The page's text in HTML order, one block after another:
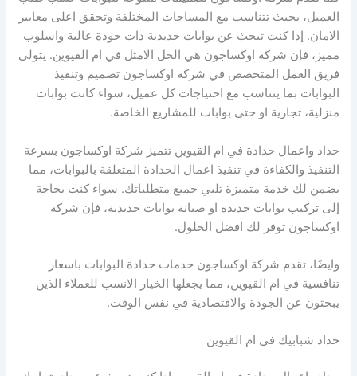
العميل، بحيث تتناسب مع المساحات المختلفة وتحقق اعلى معايير
الامان. إذا كنت تبحث عن بوابات حديدية ذات جودة عالية واسلوب
مميز، فإن شركة اوكساجون هي الحل الامثل في ام القيوين. يتولى
فريق العمل المتخصص في شركة اوكساجون تصميم وتنفيذ
البوابات بما يتناسب مع احتياجات كل عميل، سواء كانت بوابات
منزلية، تجارية او حتى بوابات للمشاريع الخاصة.
حداد واعمال حدادة في ام القيوين تتميز شركة اوكساجون بسرعة
التنفيذ والكفاءة في تنفيذ اعمال الحدادة المتعلقة بالبوابات، مما
يضمن لك خدمة متميزة تلبي جميع متطلباتك. سواء كنت بحاجة
إلى تركيب بوابات جديدة او صيانة بوابات حديدية، فإن شركة
اوكساجون توفر لك افضل الحلول.
وايضًا، تقدم شركة اوكساجون خدمات حدادة البوابات باسعار
تنافسية في ام القيوين، مما يجعلها الخيار الانسب للعملاء الذين
يبحثون عن الجودة والاقتصادية في نفس الوقت.
حداد شبابيك في ام القيوين